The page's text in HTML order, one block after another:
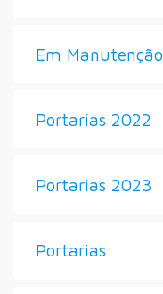
Em Manutenção
Portarias 2022
Portarias 2023
Portarias